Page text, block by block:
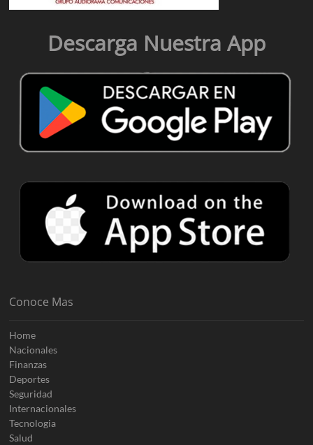
Descarga Nuestra App
Conoce Mas
Home
Nacionales
Finanzas
Deportes
Seguridad
Internacionales
Tecnologia
Salud